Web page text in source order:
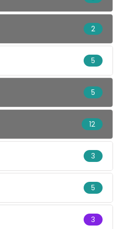
2
5
5
12
3
5
3